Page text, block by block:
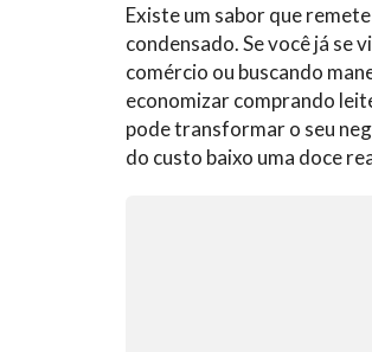
Existe um sabor que
condensado. Se você já se
comércio ou buscando
economizar comprando
pode transformar o seu
do custo baixo uma doce